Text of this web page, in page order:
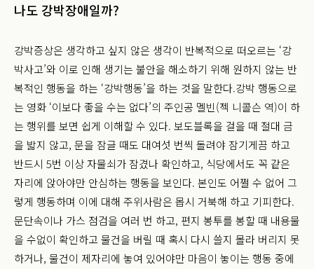
나도 강박장애일까?
강박증상은 생각하고 싶지 않은 생각이 반복적으로 떠오르는 ‘강
박사고’와 이로 인해 생기는 불안을 해소하기 위해 원하지 않는 반
복적인 행동을 하는 ‘강박행동’을 하는 것을 말한다.강박 행동으로
는 영화 ‘이보다 좋을 수는 없다’의 주인공 멜빈(젝 니콜슨 역)이 하
는 행위를 보면 쉽게 이해할 수 있다. 보도블록을 걸을 때 절대 금
을 밟지 않고, 문을 잠글 때도 대여섯 번씩 돌려야 잠기게끔 하고
반드시 5번 이상 자물쇠가 잠겼나 확인하고, 식당에서도 꼭 같은
자리에 앉아야만 안심하는 행동을 보인다. 본인도 어쩔 수 없어 그
렇게 행동하며 이에 대해 주위사람은 몹시 거북해 하고 기피한다.
문단속이나 가스 점검을 여러 번 하고, 편지 봉투를 봉할 때 내용물
을 수없이 확인하고 물건을 버릴 때 혹시 다시 쓸지 몰라 버리지 못
하거나, 물건이 제자리에 놓여 있어야만 마음이 놓이는 행동 중에